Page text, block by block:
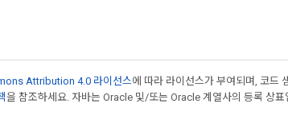
Attribution 4.0 라이선스에 따라 라이선스가 부여되며, 코드
을 참조하세요. 자바는 Oracle 및/또는 Oracle 계열사의 등록 상표